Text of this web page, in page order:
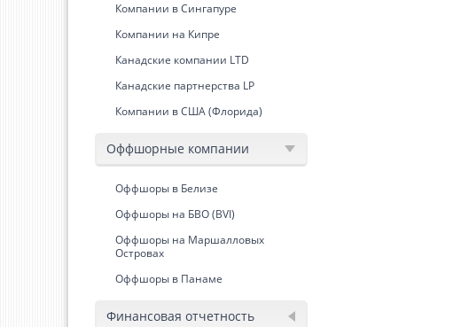
Компании в Сингапуре
Компании на Кипре
Канадские компании LTD
Канадские партнерства LP
Компании в США (Флорида)
Оффшорные компании
Оффшоры в Белизе
Оффшоры на БВО (BVI)
Оффшоры на Маршалловых
Островах
Оффшоры в Панаме
Финансовая отчетность